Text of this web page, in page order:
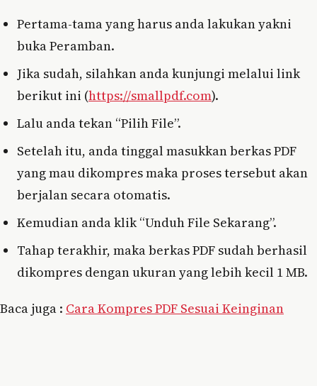
Pertama-tama yang harus anda lakukan yakni
buka Peramban.
Jika sudah, silahkan anda kunjungi melalui link
berikut ini (https://smallpdf.com).
Lalu anda tekan “Pilih File”.
Setelah itu, anda tinggal masukkan berkas PDF
yang mau dikompres maka proses tersebut akan
berjalan secara otomatis.
Kemudian anda klik “Unduh File Sekarang”.
Tahap terakhir, maka berkas PDF sudah berhasil
dikompres dengan ukuran yang lebih kecil 1 MB.
Baca juga : Cara Kompres PDF Sesuai Keinginan